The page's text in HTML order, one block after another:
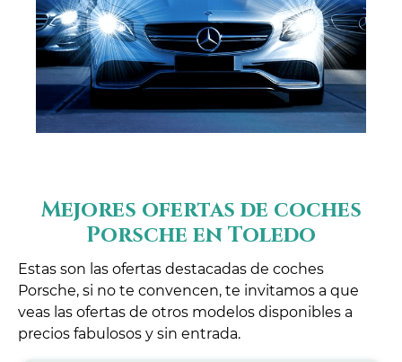
Mejores ofertas de coches
Porsche en Toledo
Estas son las ofertas destacadas de coches
Porsche, si no te convencen, te invitamos a que
veas las ofertas de otros modelos disponibles a
precios fabulosos y sin entrada.